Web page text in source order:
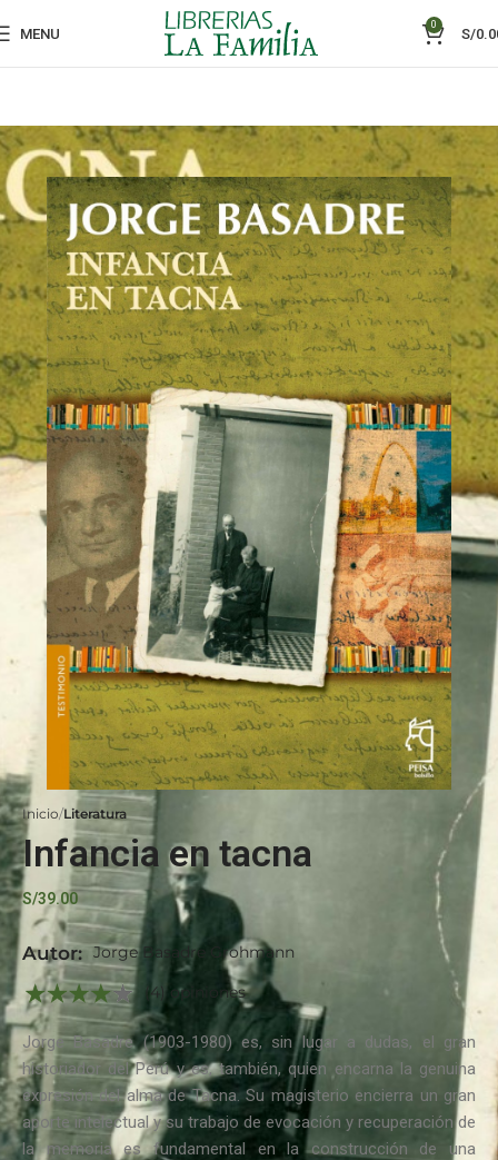
MENU
0
S/
Inicio Literatura
Infancia en tacna
S/39.00
Autor: Jorge Basadre Grohmann
(4) opiniones
Jorge Basadre (1903-1980) es, sin lugar a dudas, el gran
historiador del Perú y es, también, quien encarna la genuina
expresión del alma de Tacna. Su magisterio encierra un gran
aporte intelectual y su trabajo de evocación y recuperación de
la memoria es fundamental en la construcción de una